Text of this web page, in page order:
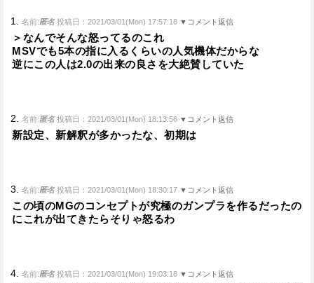
1. 名前:匿名 投稿日：2021/03/01(Mon) 17:57:18 ▼コメント返信
＞なんでそんな怒ってるのこれ
MSVでも5本の指に入るくらいの人気機体だからな
逆にこの人は2.0の出来の良さを大絶賛していた
2. 名前:匿名 投稿日：2021/03/01(Mon) 18:13:56 ▼コメント返信
新設定、新解釈が多かったな、初期は
3. 名前:匿名 投稿日：2021/03/01(Mon) 18:30:17 ▼コメント返信
この頃のMGのコンセプトが究極のガンプラを作るだったの
にこれが出てきたらそりゃ怒るわ
4. 名前:匿名 投稿日：2021/03/01(Mon) 19:03:18 ▼コメント返信